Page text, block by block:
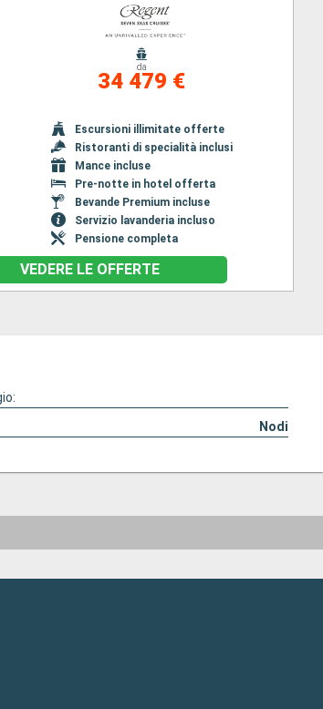
da
34 479 €
Escursioni illimitate offerte
Ristoranti di specialità inclusi
Mance incluse
Pre-notte in hotel offerta
Bevande Premium incluse
Servizio lavanderia incluso
Pensione completa
VEDERE LE OFFERTE
Nodi